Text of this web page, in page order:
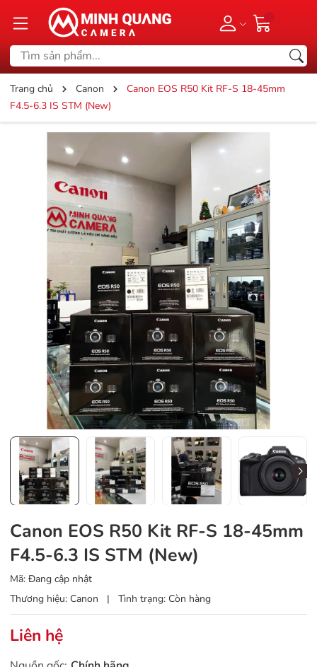
Trang chủ Canon
Canon EOS R50 Kit RF-S 18-45mm
F4.5-6.3 IS STM (New)
Canon EOS R50 Kit RF-S 18-45mm
F4.5-6.3 IS STM (New)
Mã: Đang cập nhật
Thương hiệu: Canon | Tình trạng: Còn hàng
Liên hệ